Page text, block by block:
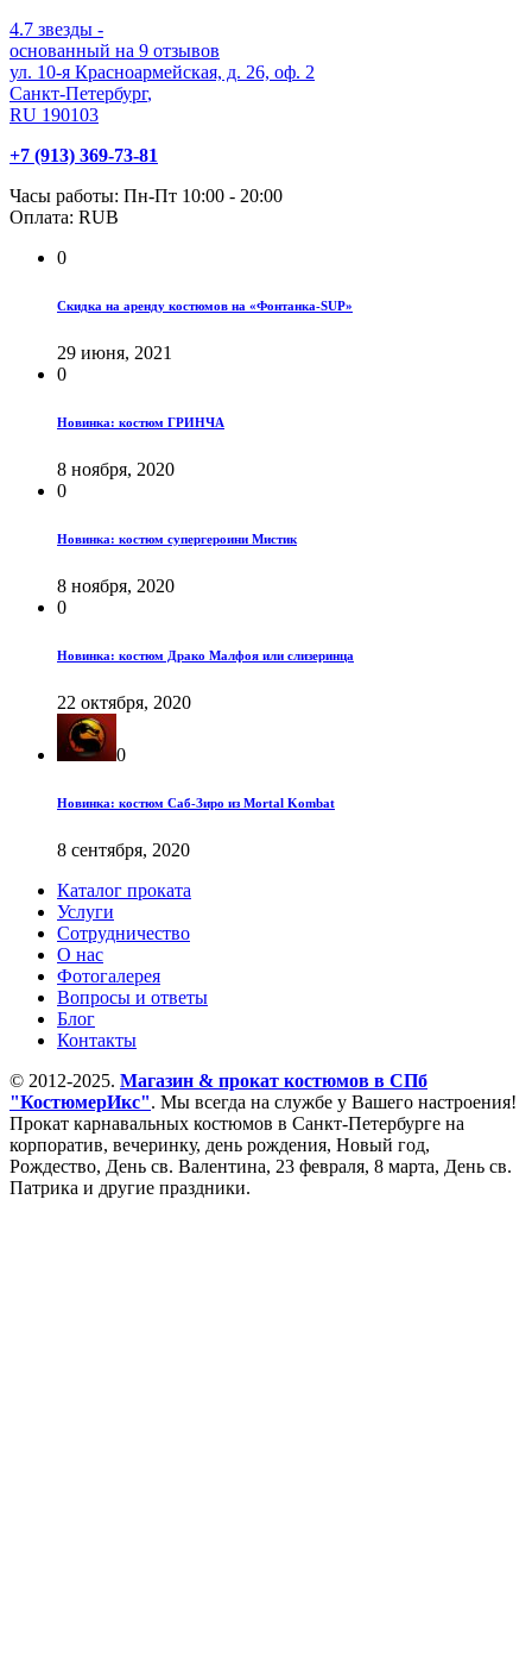
4.7 звезды -
основанный на 9 отзывов
ул. 10-я Красноармейская, д. 26, оф. 2
Санкт-Петербург,
RU 190103
+7 (913) 369-73-81
Часы работы: Пн-Пт 10:00 - 20:00
Оплата: RUB
0
Скидка на аренду костюмов на «Фонтанка-SUP»
29 июня, 2021
0
Новинка: костюм ГРИНЧА
8 ноября, 2020
0
Новинка: костюм супергероини Мистик
8 ноября, 2020
0
Новинка: костюм Драко Малфоя или слизеринца
22 октября, 2020
0
Новинка: костюм Саб-Зиро из Mortal Kombat
8 сентября, 2020
Каталог проката
Услуги
Сотрудничество
О нас
Фотогалерея
Вопросы и ответы
Блог
Контакты
© 2012-2025. Магазин & прокат костюмов в СПб
"КостюмерИкс". Мы всегда на службе у Вашего настроения!
Прокат карнавальных костюмов в Санкт-Петербурге на
корпоратив, вечеринку, день рождения, Новый год,
Рождество, День св. Валентина, 23 февраля, 8 марта, День св.
Патрика и другие праздники.